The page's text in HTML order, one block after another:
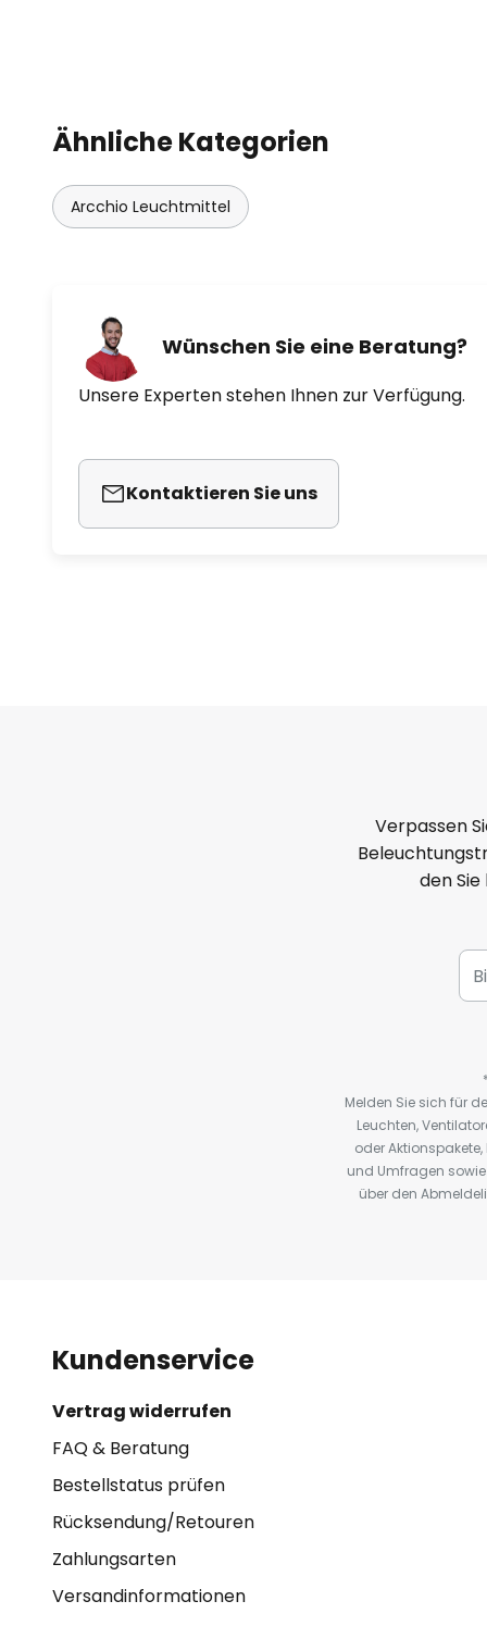
Ähnliche Kategorien
Arcchio Leuchtmittel
Wünschen Sie eine Beratung?
Unsere Experten stehen Ihnen zur Verfügung.
Kontaktieren Sie uns
Verpassen
den
Melden Sie sich für
Leuchten,
oder
und Umfragen
über den
Kundenservice
Vertrag widerrufen
FAQ & Beratung
Bestellstatus prüfen
Rücksendung/Retouren
Zahlungsarten
Versandinformationen